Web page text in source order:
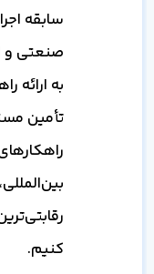
سابقه
صنعتی و
به ارائه
تأمین
کنیم.